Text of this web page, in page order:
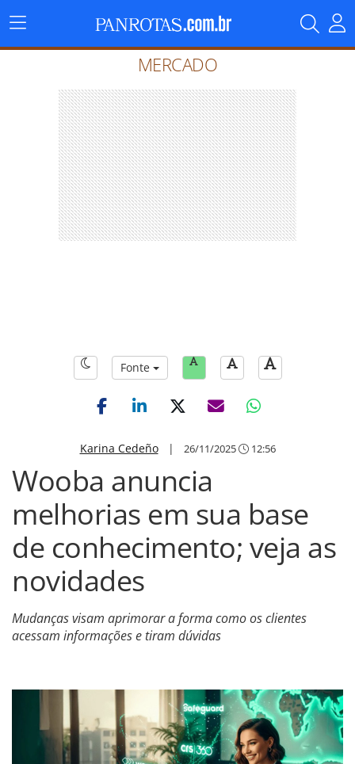
Menu
Principal
MERCADO
Fonte
Karina Cedeño| 26/11/2025 12:56
Wooba anuncia
melhorias em sua base
de conhecimento; veja as
novidades
Mudanças visam aprimorar a forma como os clientes
acessam informações e tiram dúvidas